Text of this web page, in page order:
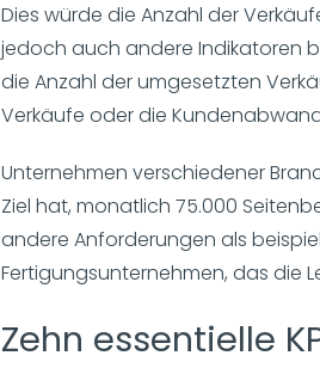
Dies würde die Anzahl der
jedoch auch andere Indikatoren
die Anzahl der umgesetzten
Verkäufe oder die
Unternehmen verschiedener
Ziel hat, monatlich 75.000
andere Anforderungen als
Fertigungsunternehmen, das die
Zehn essentielle